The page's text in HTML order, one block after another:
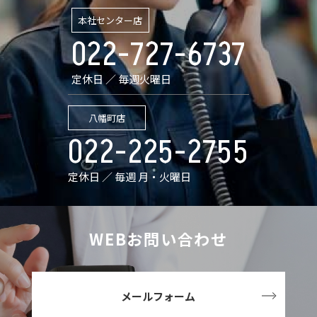
本社センター店
022-727-6737
定休日 ／ 毎週火曜日
八幡町店
022-225-2755
定休日 ／ 毎週 月・火曜日
WEBお問い合わせ
メールフォーム